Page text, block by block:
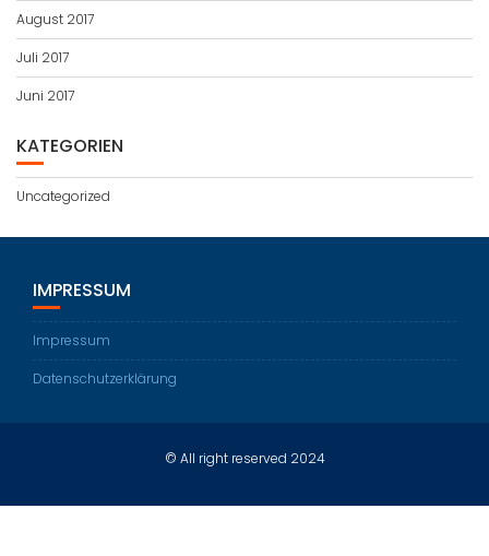
August 2017
Juli 2017
Juni 2017
KATEGORIEN
Uncategorized
IMPRESSUM
Impressum
Datenschutzerklärung
© All right reserved 2024